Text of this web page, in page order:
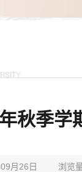
秋季学
月26日 浏览